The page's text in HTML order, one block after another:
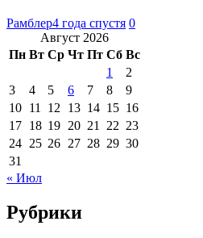
Рамблер4 года спустя 0
Август 2026
Пн Вт Ср Чт Пт Сб Вс
1
2
3
4 5 6 7 8
9
10 11 12 13 14 15 16
17 18 19 20 21 22 23
24 25 26 27 28 29 30
31
« Июл
Рубрики